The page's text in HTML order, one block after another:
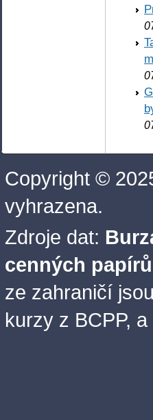
Copyright ©
vyhrazena.
Zdroje dat:
cenných
ze zahraničí
kurzy z BCPP,